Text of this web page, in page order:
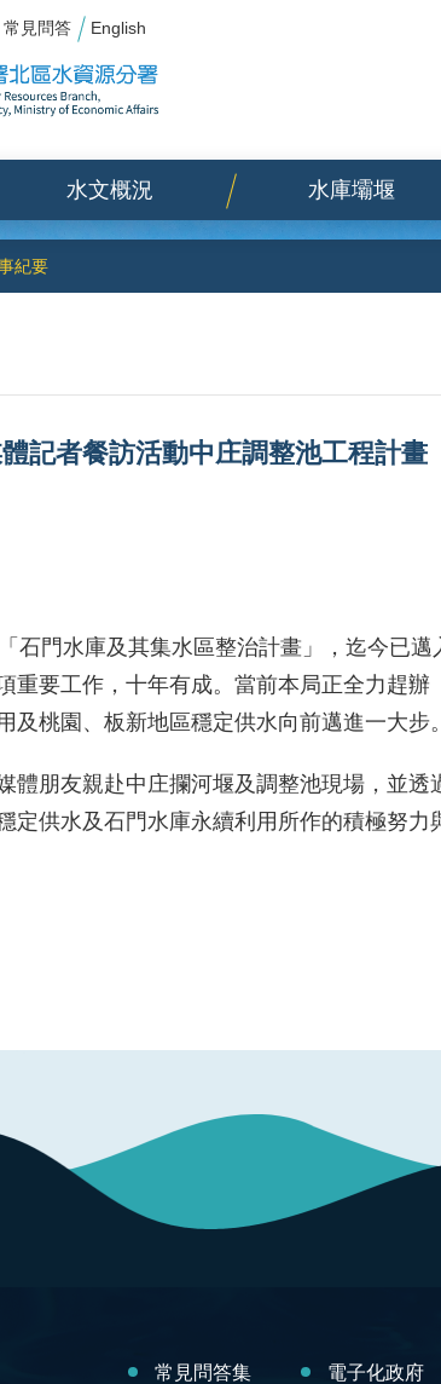
常見問答 English
水文概況 水庫壩堰
紀要
記者餐訪活動中庄調整池工程計畫
石門水庫及其集水區整治計畫」，迄今已
重要工作，十年有成。當前本局正全力趕
及桃園、板新地區穩定供水向前邁進一大步。
體朋友親赴中庄攔河堰及調整池現場，並
定供水及石門水庫永續利用所作的積極努力
常見問答集 電子化政府